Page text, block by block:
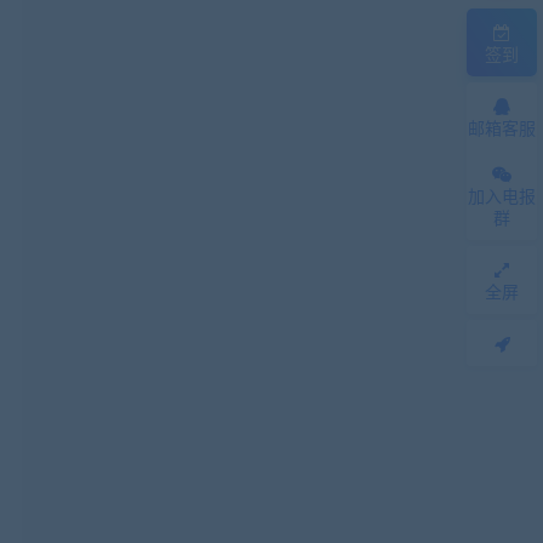
邮箱客服
加入电报
群
全屏